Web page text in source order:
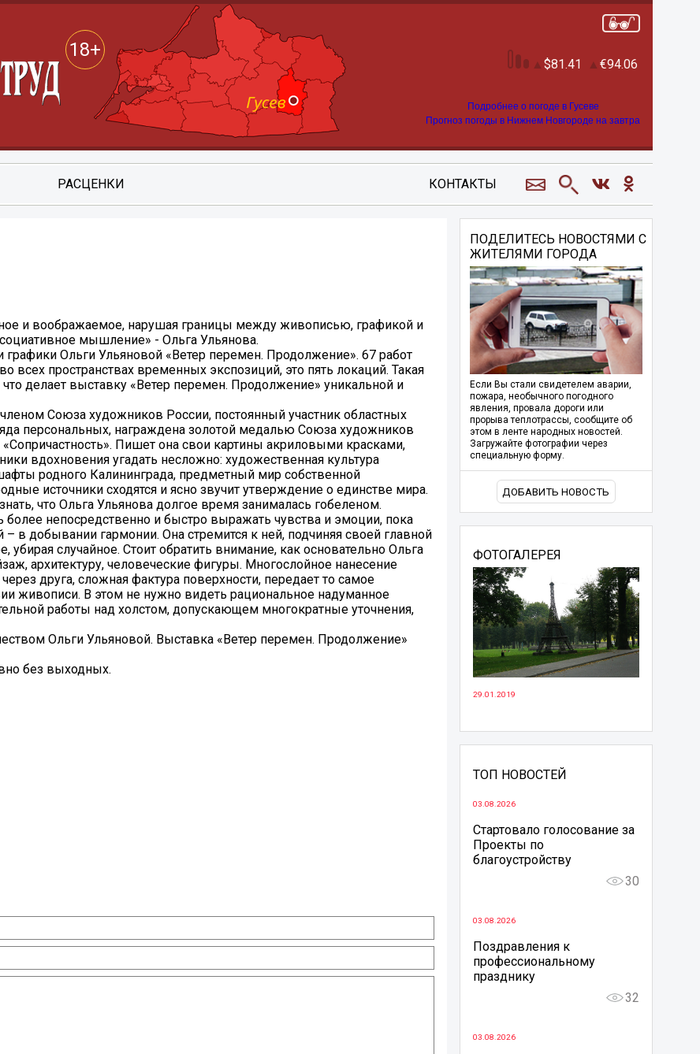
18+
81.41 94.06
Подробнее о погоде в Гусеве
Прогноз погоды в Нижнем Новгороде на завтра
РАСЦЕНКИ КОНТАКТЫ
и воображаемое, нарушая границы между живописью, графикой и
мышление» - Ольга Ульянова.
Ольги Ульяновой «Ветер перемен. Продолжение». 67 работ
всех пространствах временных экспозиций, это пять локаций. Такая
делает выставку «Ветер перемен. Продолжение» уникальной и
Союза художников России, постоянный участник областных
персональных, награждена золотой медалью Союза художников
Пишет она свои картины акриловыми красками,
вдохновения угадать несложно: художественная культура
родного Калининграда, предметный мир собственной
источники сходятся и ясно звучит утверждение о единстве мира.
что Ольга Ульянова долгое время занималась гобеленом.
непосредственно и быстро выражать чувства и эмоции, пока
добывании гармонии. Она стремится к ней, подчиняя своей главной
убирая случайное. Стоит обратить внимание, как основательно Ольга
архитектуру, человеческие фигуры. Многослойное нанесение
друга, сложная фактура поверхности, передает то самое
живописи. В этом не нужно видеть рациональное надуманное
работы над холстом, допускающем многократные уточнения,
Ольги Ульяновой. Выставка «Ветер перемен. Продолжение»
без выходных.
ПОДЕЛИТЕСЬ НОВОСТЯМИ С
ЖИТЕЛЯМИ ГОРОДА
Если Вы стали свидетелем аварии,
пожара, необычного погодного
явления, провала дороги или
прорыва теплотрассы, сообщите об
этом в ленте народных новостей.
Загружайте фотографии через
специальную форму.
ДОБАВИТЬ НОВОСТЬ
ФОТОГАЛЕРЕЯ
29.01.2019
ТОП НОВОСТЕЙ
03.08.2026
Стартовало голосование за
Проекты по
благоустройству
30
03.08.2026
Поздравления к
профессиональному
празднику
32
03.08.2026